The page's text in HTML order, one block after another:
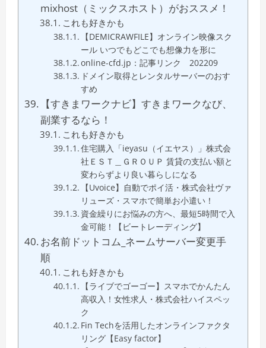
mixhost（ミックスホスト）がおススメ！
これも好きかも
【DEMICRAWFILE】オンライン映像スク
ール いつでもどこでも想像力を形に
online-cfd.jp：記事リンク 202209
ドメイン取得とレンタルサーバーのおす
すめ
【すきまワークナビ】すきまワークなび、
副業するなら！
これも好きかも
住宅購入「ieyasu（イエヤス）」株式会
社ＥＳＴ＿ＧＲＯＵＰ 賃貸の支払い額と
変わらずより良い暮らしになる
【Uvoice】自動でポイ活・株式会社ヴァ
リューズ・スマホで簡単お小遣い！
資金繰りにお悩みの方へ、最短5時間で入
金可能！【ビートレーディング】
お名前ドットコム_ネームサーバー変更手
順
これも好きかも
【ライブでゴーゴー】スマホでかんたん
高収入！女性求人・株式会社ハイスペッ
ク
Fin Techを活用したオンラインファクタ
リング【Easy factor】